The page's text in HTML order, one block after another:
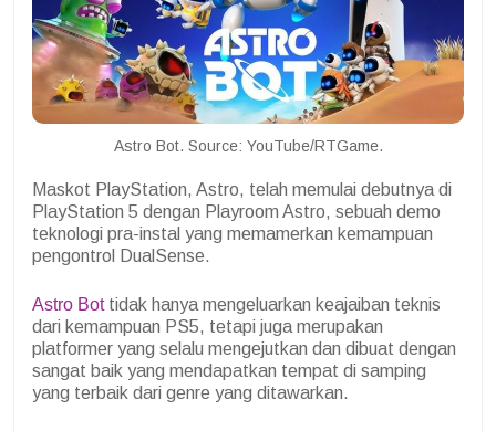
Astro Bot. Source: YouTube/RTGame.
Maskot PlayStation, Astro, telah memulai debutnya di
PlayStation 5 dengan Playroom Astro, sebuah demo
teknologi pra-instal yang memamerkan kemampuan
pengontrol DualSense.
Astro Bottidak hanya mengeluarkan keajaiban teknis
dari kemampuan PS5, tetapi juga merupakan
platformer yang selalu mengejutkan dan dibuat dengan
sangat baik yang mendapatkan tempat di samping
yang terbaik dari genre yang ditawarkan.